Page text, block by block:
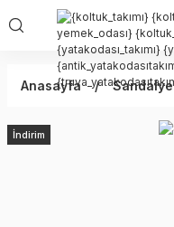
Anasayfa Sandalye
İndirim